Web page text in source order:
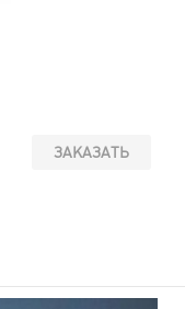
ЗАКАЗАТЬ